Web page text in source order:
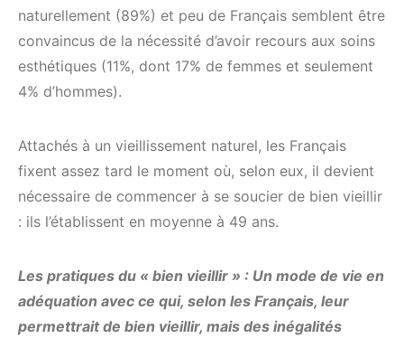
naturellement (89%) et peu de Français semblent être
convaincus de la nécessité d’avoir recours aux soins
esthétiques (11%, dont 17% de femmes et seulement
4% d’hommes).
Attachés à un vieillissement naturel, les Français
fixent assez tard le moment où, selon eux, il devient
nécessaire de commencer à se soucier de bien vieillir
: ils l’établissent en moyenne à 49 ans.
Les pratiques du « bien vieillir » : Un mode de vie en
adéquation avec ce qui, selon les Français, leur
permettrait de bien vieillir, mais des inégalités